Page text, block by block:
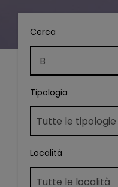
Cerca
Tipologia
Località